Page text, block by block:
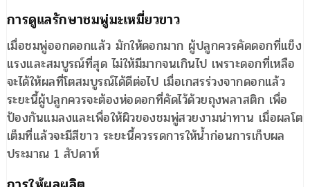
การดูแลรักษาชมพู่มะเหมี่ยวขาว
เมื่อชมพู่ออกดอกแล้ว มักให้ดอกมาก ผู้ปลูกควรคัดดอกที่แข็ง
แรงและสมบูรณ์ที่สุด ไม่ให้มีมากจนเกินไป เพราะดอกที่เหลือ
จะได้ให้ผลที่โตสมบูรณ์ได้ดีต่อไป เมื่อเกสรร่วงจากดอกแล้ว
ระยะนี้ผู้ปลูกควรจะต้องห่อดอกที่คัดไว้ด้วยถุงพลาสติก เพื่อ
ป้องกันแมลงและเพื่อให้ผิวของชมพู่สวยงามน่าทาน เมื่อผลโต
เต็มที่แล้วจะมีสีขาว ระยะนี้ควรรดการให้น้ำก่อนการเก็บผล
ประมาณ 1 สัปดาห์